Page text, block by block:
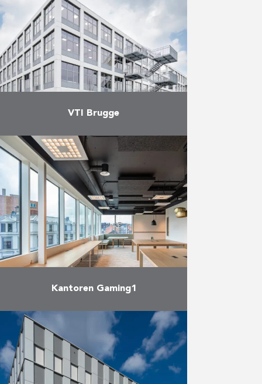
oplevering bijschrijven. Dit project,
dat bestond uit drie fasen, werd
…
Meer
VTI Brugge
In december 2021 werd het
project VTI Brugge succesvol
opgeleverd in de cluster van de
Scholen van Morgen. Over een
periode van 22 maanden bouwden
…
Meer
Kantoren Gaming1
Duchêne en Reynders voltooiden
in juni zowel de interieurinrichting
als de afwerking van het
kantoorgebouw van Gaming1, de
Belgische leider in kansspelen, dat
zijn zetel …